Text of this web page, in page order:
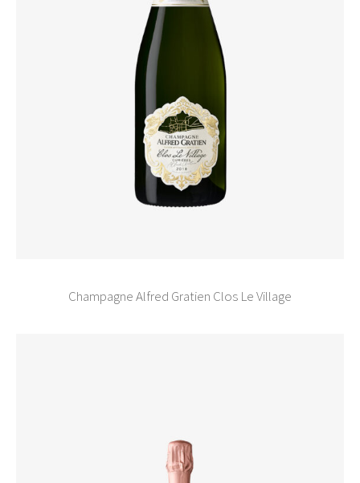
Champagne Alfred Gratien Clos Le Village